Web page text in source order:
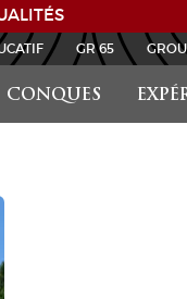
CONQUES
GR 65